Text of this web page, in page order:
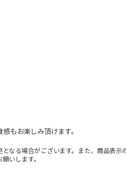
もお楽しみ頂けます。
なる場合がございます。また、商品表示
いします。